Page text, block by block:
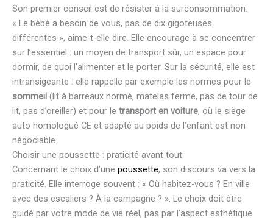
Son premier conseil est de résister à la surconsommation.
« Le bébé a besoin de vous, pas de dix gigoteuses
différentes », aime-t-elle dire. Elle encourage à se concentrer
sur l’essentiel : un moyen de transport sûr, un espace pour
dormir, de quoi l’alimenter et le porter. Sur la sécurité, elle est
intransigeante : elle rappelle par exemple les normes pour le
sommeil (lit à barreaux normé, matelas ferme, pas de tour de
lit, pas d’oreiller) et pour le transport en voiture, où le siège
auto homologué CE et adapté au poids de l’enfant est non
négociable.
Choisir une poussette : praticité avant tout
Concernant le choix d’une poussette, son discours va vers la
praticité. Elle interroge souvent : « Où habitez-vous ? En ville
avec des escaliers ? À la campagne ? ». Le choix doit être
guidé par votre mode de vie réel, pas par l’aspect esthétique.